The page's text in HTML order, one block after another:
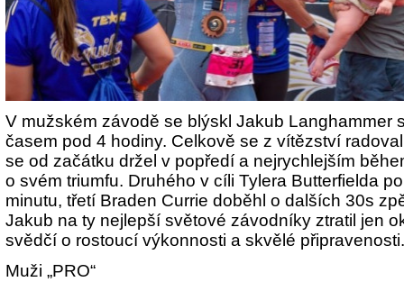
V mužském závodě se blýskl Jakub Langhammer
časem pod 4 hodiny. Celkově se z vítězství
se od začátku držel v popředí a nejrychlejším
o svém triumfu. Druhého v cíli Tylera Butterfielda
minutu, třetí Braden Currie doběhl o dalších 30s
Jakub na ty nejlepší světové závodníky ztratil jen
svědčí o rostoucí výkonnosti a skvělé připravenosti.
Muži „PRO“